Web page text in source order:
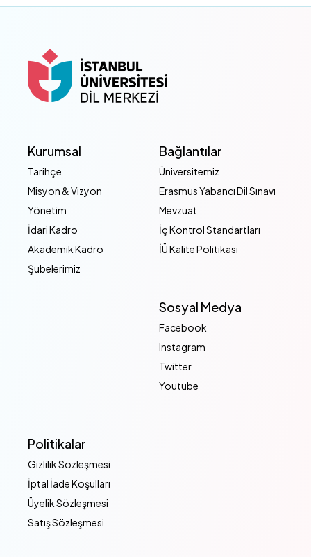
Kurumsal
Tarihçe
Misyon & Vizyon
Yönetim
İdari Kadro
Akademik Kadro
Şubelerimiz
Bağlantılar
Üniversitemiz
Erasmus Yabancı Dil Sınavı
Mevzuat
İç Kontrol Standartları
İÜ Kalite Politikası
Sosyal Medya
Facebook
Instagram
Twitter
Youtube
Politikalar
Gizlilik Sözleşmesi
İptal İade Koşulları
Üyelik Sözleşmesi
Satış Sözleşmesi